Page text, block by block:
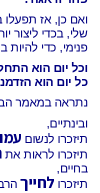
ואם כן, אז
שלי,בכדי ליצור
פנימי, כדי להיות
וכל יום הוא
כל יום הוא
נתראה במאמר
ובינתיים,
תיזכרו לנשום
תיזכרו לראות את
בחיים,
תיזכרו לחייך